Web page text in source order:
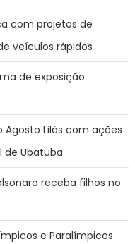
com projetos de
veículos rápidos
de exposição
Lilás com ações
de Ubatuba
receba filhos no
e Paralímpicos